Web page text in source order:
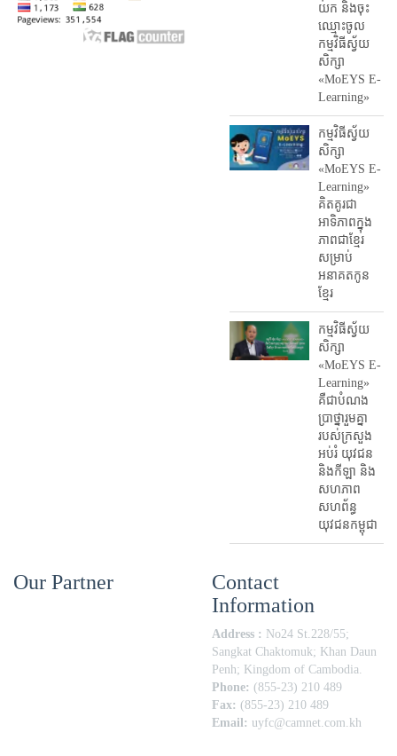
យក និង​ចុះ​
ឈ្មោះ​ចូល​
កម្មវិធី​ស្វ័យ
សិក្សា
«MoEYS E-
Learning»
កម្មវិធីស្វ័យ
សិក្សា
«MoEYS E-
Learning»
គិតគូរជា
អាទិភាពក្នុង
ភាពជាខ្មែរ
សម្រាប់
អនាគតកូន
ខ្មែរ
កម្មវិធីស្វ័យ
សិក្សា
«MoEYS E-
Learning»
គឺជាបំណង
ប្រាថ្នារួមគ្នា
របស់ក្រសួង
អប់រំ​ យុវជន
និងកីឡា និង
សហភាព
សហព័ន្ធ
យុវជនកម្ពុជា
Our Partner
Contact
Information
Address : No24 St.228/55;
Sangkat Chaktomuk; Khan Daun
Penh; Kingdom of Cambodia.
Phone: (855-23) 210 489
Fax: (855-23) 210 489
Email: uyfc@camnet.com.kh